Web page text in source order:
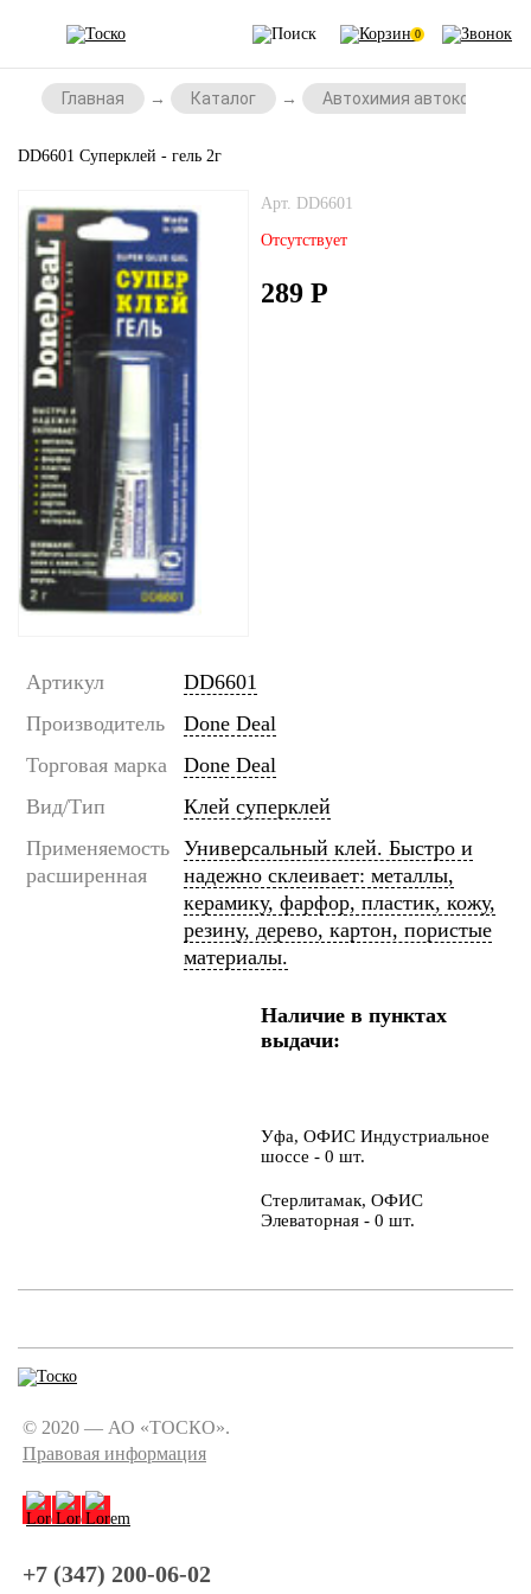
0
Главная Каталог Автохимия
DD6601 Суперклей - гель 2г
Арт. DD6601
Отсутствует
289 Р
Артикул
DD6601
Производитель
Done Deal
Торговая марка
Done Deal
Вид/Тип
Клей суперклей
Применяемость
расширенная
Универсальный клей. Быстро и
надежно склеивает: металлы,
керамику, фарфор, пластик, кожу,
резину, дерево, картон, пористые
материалы.
Наличие в пунктах
выдачи:
Уфа, ОФИС Индустриальное
шоссе - 0 шт.
Стерлитамак, ОФИС
Элеваторная - 0 шт.
© 2020 — АО «ТОСКО».
Правовая информация
+7 (347) 200-06-02